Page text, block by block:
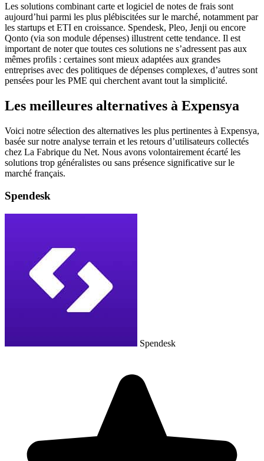
Les solutions combinant carte et logiciel de notes de frais sont
aujourd’hui parmi les plus plébiscitées sur le marché, notamment par
les startups et ETI en croissance. Spendesk, Pleo, Jenji ou encore
Qonto (via son module dépenses) illustrent cette tendance. Il est
important de noter que toutes ces solutions ne s’adressent pas aux
mêmes profils : certaines sont mieux adaptées aux grandes
entreprises avec des politiques de dépenses complexes, d’autres sont
pensées pour les PME qui cherchent avant tout la simplicité.
Les meilleures alternatives à Expensya
Voici notre sélection des alternatives les plus pertinentes à Expensya,
basée sur notre analyse terrain et les retours d’utilisateurs collectés
chez La Fabrique du Net. Nous avons volontairement écarté les
solutions trop généralistes ou sans présence significative sur le
marché français.
Spendesk
Spendesk